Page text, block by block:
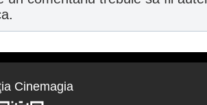
Cinemagia